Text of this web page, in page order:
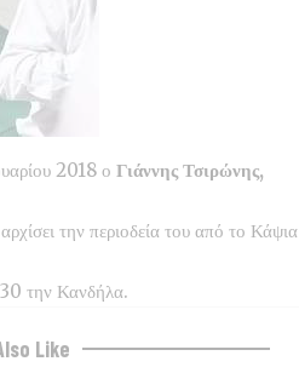
2018 ο Γιάννης Τσιρώνης,
την περιοδεία του από το Κάψια
την Κανδήλα.
Like